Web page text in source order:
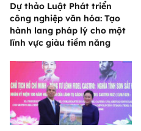
Dự thảo Luật Phát triển
công nghiệp văn hóa: Tạo
hành lang pháp lý cho một
lĩnh vực giàu tiềm năng